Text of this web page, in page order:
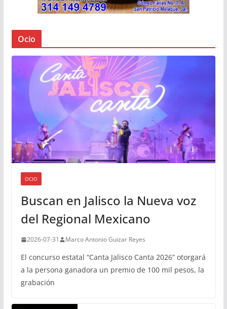
Ocio
OCIO
Buscan en Jalisco la Nueva voz
del Regional Mexicano
2026-07-31 Marco Antonio Guizar Reyes
El concurso estatal “Canta Jalisco Canta 2026” otorgará
a la persona ganadora un premio de 100 mil pesos, la
grabación